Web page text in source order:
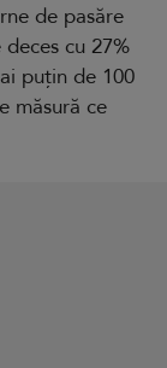
de pasăre
cu 27%
puțin de 100
măsură ce